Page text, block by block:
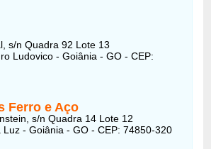
s/n Quadra 92 Lote 13
Ludovico - Goiânia - GO - CEP:
Ferro e Aço
s/n Quadra 14 Lote 12
Luz - Goiânia - GO - CEP: 74850-320